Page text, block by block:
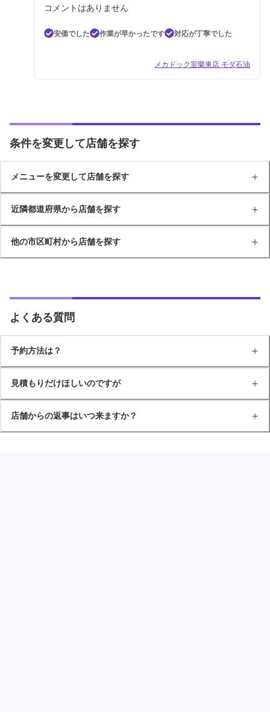
コメントはありません
安価でした 作業が早かったです 対応が丁寧でした
メカドック室蘭東店 モダ石油
条件を変更して店舗を探す
メニューを変更して店舗を探す
近隣都道府県から店舗を探す
他の市区町村から店舗を探す
よくある質問
予約方法は？
見積もりだけほしいのですが
店舗からの返事はいつ来ますか？